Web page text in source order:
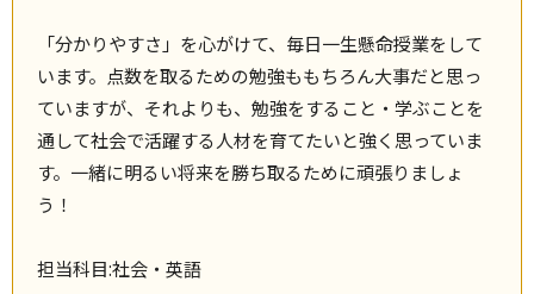
「分かりやすさ」を心がけて、毎日一生懸命授業をして
います。点数を取るための勉強ももちろん大事だと思っ
ていますが、それよりも、勉強をすること・学ぶことを
通して社会で活躍する人材を育てたいと強く思っていま
す。一緒に明るい将来を勝ち取るために頑張りましょ
う！
担当科目:社会・英語